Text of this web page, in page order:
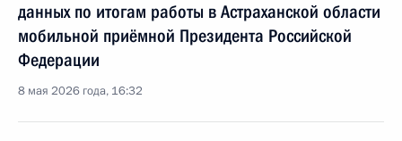
данных по итогам работы в Астраханской области
мобильной приёмной Президента Российской
Федерации
8 мая 2026 года, 16:32